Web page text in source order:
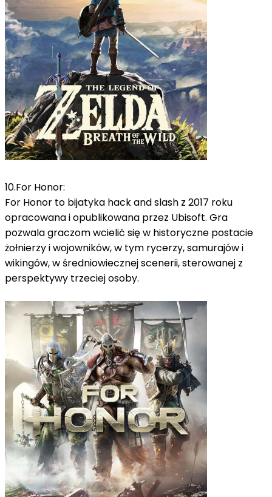
10.For Honor:
For Honor to bijatyka hack and slash z 2017 roku
opracowana i opublikowana przez Ubisoft. Gra
pozwala graczom wcielić się w historyczne postacie
żołnierzy i wojowników, w tym rycerzy, samurajów i
wikingów, w średniowiecznej scenerii, sterowanej z
perspektywy trzeciej osoby.